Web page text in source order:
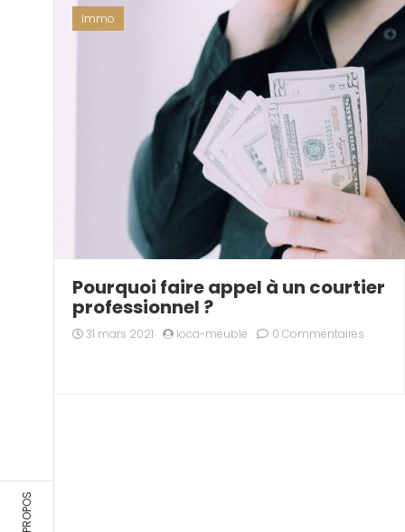
A PROPOS
Immo
Pourquoi faire appel à un courtier
professionnel ?
31 mars 2021 loca-meuble 0 Commentaires